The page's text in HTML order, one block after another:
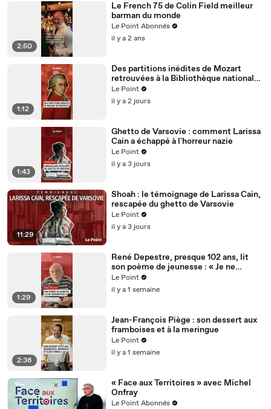
2:50
Le French 75 de Colin Field meilleur
barman du monde
Le Point Abonnés
il y a 2 ans
1:12
Des partitions inédites de Mozart
retrouvées à la Bibliothèque nationale
de France
Le Point
il y a 2 jours
1:43
Ghetto de Varsovie : comment Larissa
Cain a échappé à l'horreur nazie
Le Point
il y a 3 jours
11:29
Shoah : le témoignage de Larissa Cain,
rescapée du ghetto de Varsovie
Le Point
il y a 3 jours
1:29
René Depestre, presque 102 ans, lit
son poème de jeunesse : « Je ne
viendrai pas »
Le Point
il y a 1 semaine
2:36
Jean-François Piège : son dessert aux
framboises et à la meringue
Le Point
il y a 1 semaine
« Face aux Territoires » avec Michel
Onfray
Le Point Abonnés